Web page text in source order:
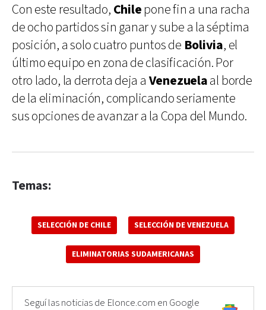
Con este resultado, Chilepone fin a una racha
de ocho partidos sin ganar y sube a la séptima
posición, a solo cuatro puntos de Bolivia, el
último equipo en zona de clasificación. Por
otro lado, la derrota deja a Venezuelaal borde
de la eliminación, complicando seriamente
sus opciones de avanzar a la Copa del Mundo.
Temas:
SELECCIÓN DE CHILE SELECCIÓN DE VENEZUELA
ELIMINATORIAS SUDAMERICANAS
Seguí las noticias de Elonce.com en Google